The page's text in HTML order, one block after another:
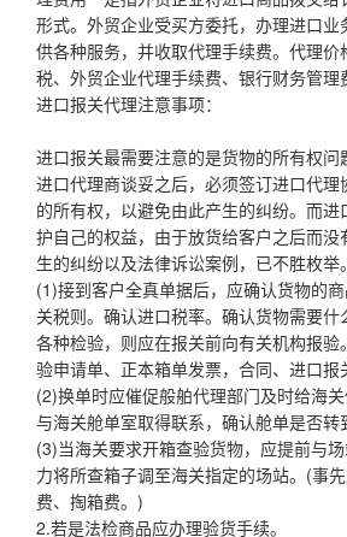
形式。外贸企业受买方委托，办理进口
供各种服务，并收取代理手续费。代理价
税、外贸企业代理手续费、银行财务管理
进口报关代理注意事项：
进口报关最需要注意的是货物的所有权
进口代理商谈妥之后，必须签订进口代
的所有权，以避免由此产生的纠纷。而
护自己的权益，由于放货给客户之后而没
生的纠纷以及法律诉讼案例，已不胜枚举。
(1)接到客户全真单据后，应确认货物的
关税则。确认进口税率。确认货物需要
各种检验，则应在报关前向有关机构报验
验申请单、正本箱单发票，合同、进口报
(2)换单时应催促般舶代理部门及时给海
与海关舱单室取得联系，确认舱单是否转
(3)当海关要求开箱查验货物，应提前与
力将所查箱子调至海关指定的场站。(事
费、掏箱费。)
2.若是法检商品应办理验货手续。